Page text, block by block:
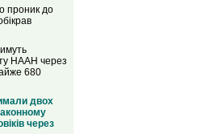
проник до
НААН через
680
двох
через